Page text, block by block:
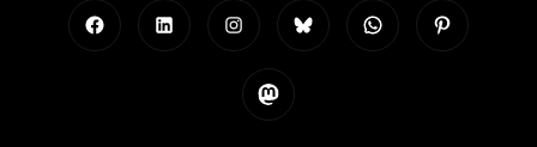
Instagram WhatsApp
Mastodon